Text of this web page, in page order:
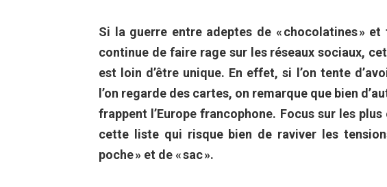
Si la guerre entre adeptes de « chocolatines » et
continue de faire rage sur les réseaux sociaux,
est loin d’être unique. En effet, si l’on tente
l’on regarde des cartes, on remarque que bien
frappent l’Europe francophone. Focus sur les
cette liste qui risque bien de raviver les
poche » et de « sac ».